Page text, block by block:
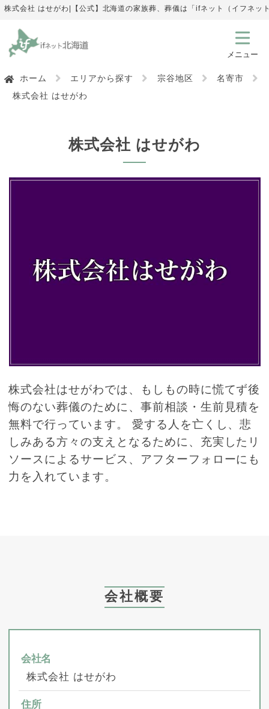
株式会社 はせがわ|【公式】北海道の家族葬、葬儀は「ifネット（イフネッ
ホーム エリアから探す 宗谷地区
名寄市
株式会社 はせがわ
株式会社 はせがわ
株式会社はせがわでは、もしもの時に慌てず後
悔のない葬儀のために、事前相談・生前見積を
無料で行っています。 愛する人を亡くし、悲
しみある方々の支えとなるために、充実したリ
ソースによるサービス、アフターフォローにも
力を入れています。
会社概要
会社名
株式会社 はせがわ
住所